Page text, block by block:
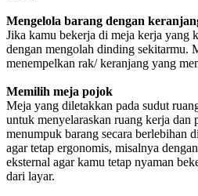
Mengelola barang dengan
Jika kamu bekerja di meja kerja yang
dengan mengolah dinding sekitarmu.
menempelkan rak/ keranjang yang
Memilih meja pojok
Meja yang diletakkan pada sudut
untuk menyelaraskan ruang kerja dan
menumpuk barang secara berlebihan
agar tetap ergonomis, misalnya
eksternal agar kamu tetap nyaman
dari layar.